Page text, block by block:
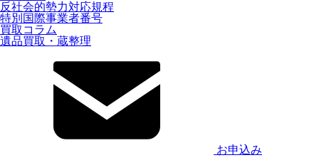
反社会的勢力対応規程
特別国際事業者番号
買取コラム
遺品買取・蔵整理
お申込み